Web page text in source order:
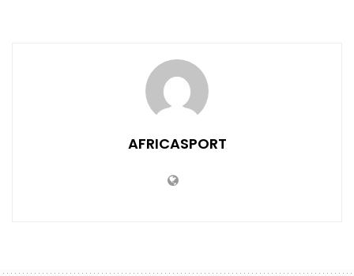
AFRICASPORT